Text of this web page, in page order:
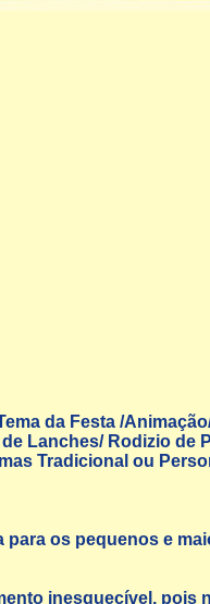
da Festa /
Lanches/ Rodizio de
Tradicional ou
para os pequenos e
inesquecível,